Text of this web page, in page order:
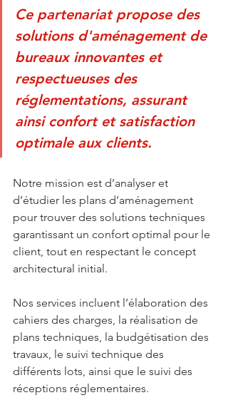
Ce partenariat propose des
solutions d'aménagement de
bureaux innovantes et
respectueuses des
réglementations, assurant
ainsi confort et satisfaction
optimale aux clients.
Notre mission est d’analyser et
d’étudier les plans d’aménagement
pour trouver des solutions techniques
garantissant un confort optimal pour le
client, tout en respectant le concept
architectural initial.
Nos services incluent l’élaboration des
cahiers des charges, la réalisation de
plans techniques, la budgétisation des
travaux, le suivi technique des
différents lots, ainsi que le suivi des
réceptions réglementaires.